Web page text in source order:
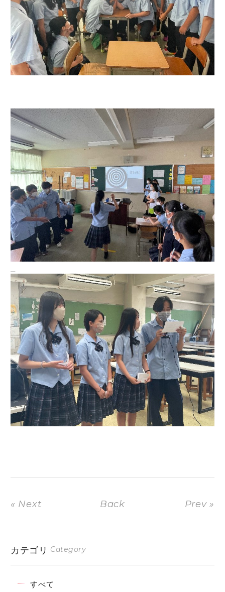
« Next Back Prev »
カテゴリ Category
すべて